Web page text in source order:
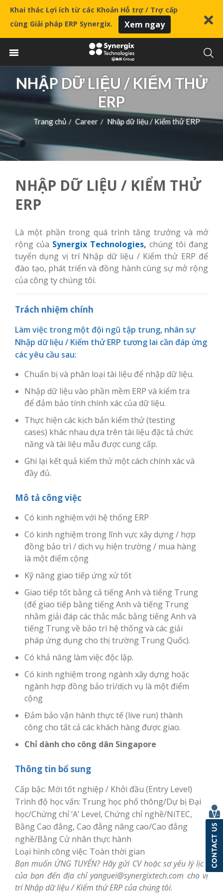
Khai thác Lợi ích từ các Khoản Hỗ trợ / Trợ cấp
cùng Giải pháp ERP Synergix.
Xem ngay
NHẬP DỮ LIỆU / KIỂM THỬ
ERP
Trang chủ / Career / Nhập dữ liệu / Kiểm thử ERP
NHẬP DỮ LIỆU / KIỂM THỬ
ERP
Là một phần trong quá trình tăng trưởng và mở
rộng của Synergix Technologies, chúng tôi đang
tuyển dụng vị trí Nhập dữ liệu / Kiểm thử ERP để
đào tạo, phát triển và đồng hành cùng sự mở rộng
của công ty chúng tôi.
Trách nhiệm chính
Làm việc trong một đội ngũ tập trung, nhân sự
Nhập dữ liệu / Kiểm thử ERP tương lai cần đáp ứng
các yêu cầu sau:
Chuẩn bị và phân loại tài liệu để nhập dữ liệu.
Nhập dữ liệu vào phần mềm ERP và kiểm tra
để đảm bảo tính chính xác của dữ liệu.
Thực hiện các kịch bản kiểm thử (testing
cases) khác nhau dựa trên tài liệu đặc tả chức
năng và tài liệu mẫu được cung cấp.
Ghi lại kết quả kiểm thử một cách chính xác và
đầy đủ.
Mô tả công việc
Có kinh nghiệm với hệ thống ERP
Có kinh nghiệm trong lĩnh vực xây dựng / hợp
đồng bảo trì / dịch vụ hiện trường / mua hàng
là một điểm cộng
Kỹ năng giao tiếp ứng xử tốt
Giao tiếp tốt bằng cả tiếng Anh và tiếng Trung
(để giao tiếp bằng tiếng Anh và tiếng Trung
nhằm giải đáp các thắc mắc bằng tiếng Anh và
tiếng Trung về bảo trì hệ thống và các giải
pháp ứng dụng cho thị trường Trung Quốc).
Có khả năng làm việc độc lập.
Có kinh nghiệm trong ngành xây dựng hoặc
ngành hợp đồng bảo trì/dịch vụ là một điểm
cộng
Đảm bảo vận hành thực tế (live run) thành
công cho tất cả các khách hàng được giao.
Chỉ dành cho công dân Singapore
Thông tin bổ sung
Cấp bậc: Mới tốt nghiệp / Khởi đầu (Entry Level)
Trình độ học vấn: Trung học phổ thông/Dự bị Đại
học/Chứng chỉ ‘A’ Level, Chứng chỉ nghề/NiTEC,
Bằng Cao đẳng, Cao đẳng nâng cao/Cao đẳng
nghề/Bằng Cử nhân thực hành
Loại hình công việc: Toàn thời gian
Bạn muốn ỨNG TUYỂN? Hãy gửi CV hoặc sơ yếu lý lịch
của bạn đến địa chỉ yanguei@synergixtech.com cho vị
trí Nhập dữ liệu / Kiểm thử ERP của chúng tôi.